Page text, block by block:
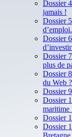
Dossier
jamais !
Dossier
d’emploi.
Dossier
Dossier
plus de
Dossier
du Web ?
Dossier
Dossier
maritime
Dossier
Dossier
Bretagne.